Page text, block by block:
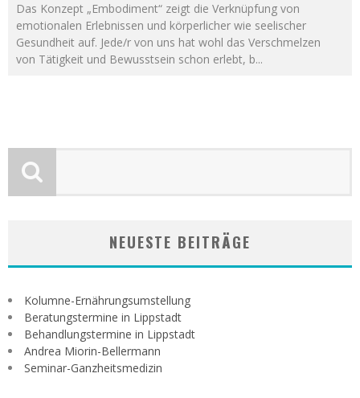
Das Konzept „Embodiment“ zeigt die Verknüpfung von
emotionalen Erlebnissen und körperlicher wie seelischer
Gesundheit auf. Jede/r von uns hat wohl das Verschmelzen
von Tätigkeit und Bewusstsein schon erlebt, b...
NEUESTE BEITRÄGE
Kolumne-Ernährungsumstellung
Beratungstermine in Lippstadt
Behandlungstermine in Lippstadt
Andrea Miorin-Bellermann
Seminar-Ganzheitsmedizin